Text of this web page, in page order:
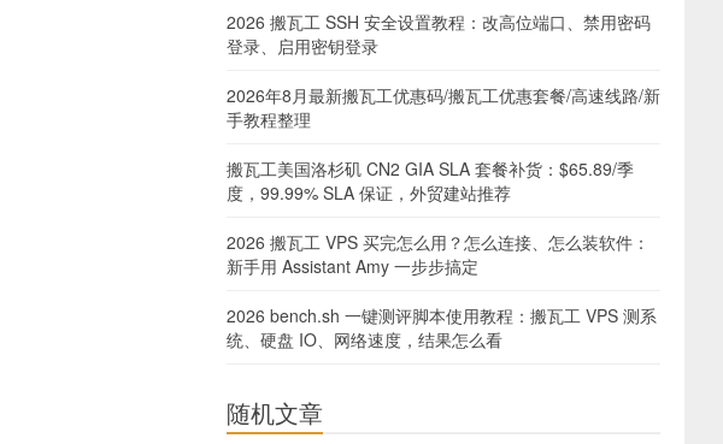
2026 搬瓦工 SSH 安全设置教程：改高位端口、禁用密码
登录、启用密钥登录
2026年8月最新搬瓦工优惠码/搬瓦工优惠套餐/高速线路/新
手教程整理
搬瓦工美国洛杉矶 CN2 GIA SLA 套餐补货：$65.89/季
度，99.99% SLA 保证，外贸建站推荐
2026 搬瓦工 VPS 买完怎么用？怎么连接、怎么装软件：
新手用 Assistant Amy 一步步搞定
2026 bench.sh 一键测评脚本使用教程：搬瓦工 VPS 测系
统、硬盘 IO、网络速度，结果怎么看
随机文章